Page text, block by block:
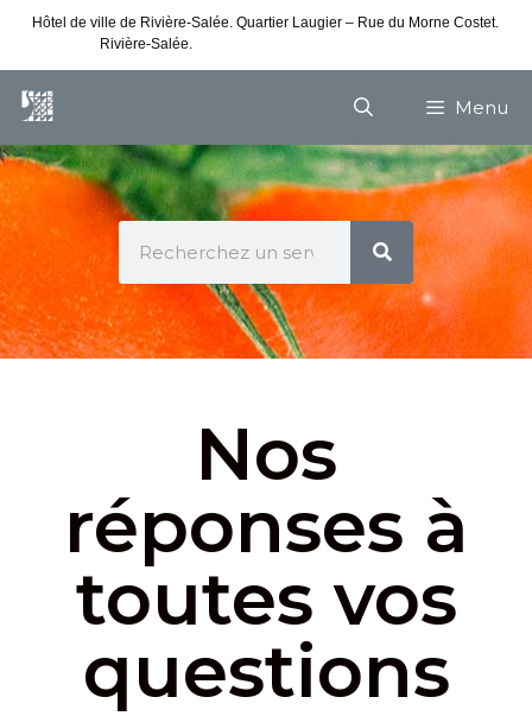
Hôtel de ville de Rivière-Salée. Quartier Laugier – Rue du Morne Costet.
Rivière-Salée.
Menu
Nos
réponses à
toutes vos
questions